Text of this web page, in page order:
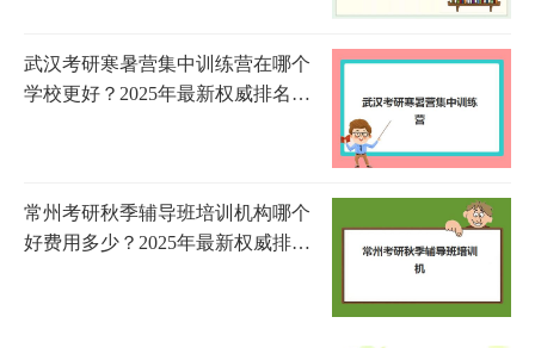
武汉考研寒暑营集中训练营在哪个
学校更好？2025年最新权威排名、
常州考研秋季辅导班培训机构哪个
好费用多少？2025年最新权威排